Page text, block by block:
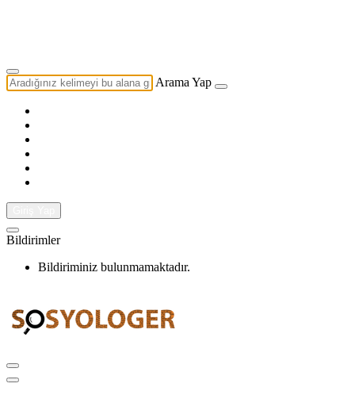
Arama Yap
Bildirimler
Bildiriminiz bulunmamaktadır.